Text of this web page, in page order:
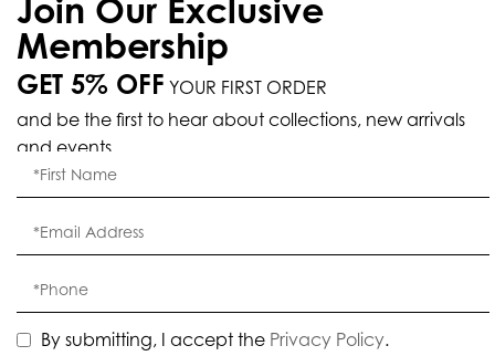
Join Our Exclusive
Membership
GET 5% OFF YOUR FIRST ORDER
and be the first to hear about collections, new arrivals
and events.
By submitting, I accept the Privacy Policy.